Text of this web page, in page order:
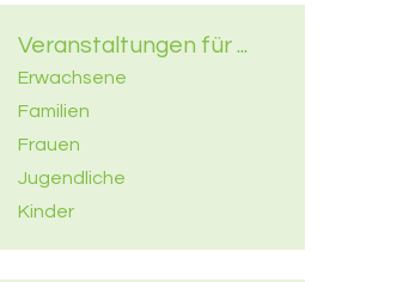
Veranstaltungen für ...
Erwachsene
Familien
Frauen
Jugendliche
Kinder